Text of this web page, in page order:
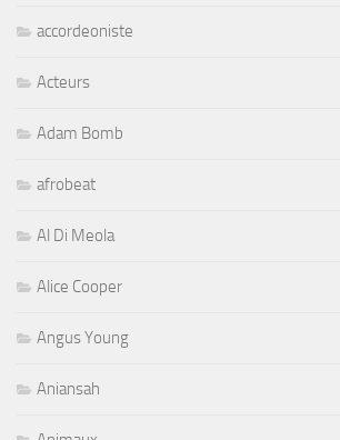
accordeoniste
Acteurs
Adam Bomb
afrobeat
Al Di Meola
Alice Cooper
Angus Young
Aniansah